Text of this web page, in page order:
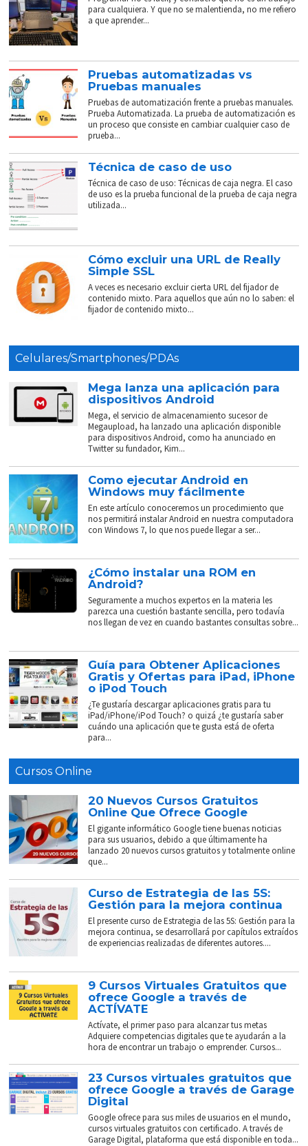
para cualquiera. Y que no se malentienda, no me refiero
a que aprender...
Pruebas automatizadas vs
Pruebas manuales
Pruebas de automatización frente a pruebas manuales.
Prueba Automatizada. La prueba de automatización es
un proceso que consiste en cambiar cualquier caso de
prueba...
Técnica de caso de uso
Técnica de caso de uso: Técnicas de caja negra. El caso
de uso es la prueba funcional de la prueba de caja negra
utilizada...
Cómo excluir una URL de Really
Simple SSL
A veces es necesario excluir cierta URL del fijador de
contenido mixto. Para aquellos que aún no lo saben: el
fijador de contenido mixto...
Celulares/Smartphones/PDAs
Mega lanza una aplicación para
dispositivos Android
Mega, el servicio de almacenamiento sucesor de
Megaupload, ha lanzado una aplicación disponible
para dispositivos Android, como ha anunciado en
Twitter su fundador, Kim...
Como ejecutar Android en
Windows muy fácilmente
En este artículo conoceremos un procedimiento que
nos permitirá instalar Android en nuestra computadora
con Windows 7, lo que nos puede llegar a ser...
¿Cómo instalar una ROM en
Android?
Seguramente a muchos expertos en la materia les
parezca una cuestión bastante sencilla, pero todavía
nos llegan de vez en cuando bastantes consultas sobre...
Guía para Obtener Aplicaciones
Gratis y Ofertas para iPad, iPhone
o iPod Touch
¿Te gustaría descargar aplicaciones gratis para tu
iPad/iPhone/iPod Touch? o quizá ¿te gustaría saber
cuándo una aplicación que te gusta está de oferta
para...
Cursos Online
20 Nuevos Cursos Gratuitos
Online Que Ofrece Google
El gigante informático Google tiene buenas noticias
para sus usuarios, debido a que últimamente ha
lanzado 20 nuevos cursos gratuitos y totalmente online
que...
Curso de Estrategia de las 5S:
Gestión para la mejora continua
El presente curso de Estrategia de las 5S: Gestión para la
mejora continua, se desarrollará por capítulos extraídos
de experiencias realizadas de diferentes autores....
9 Cursos Virtuales Gratuitos que
ofrece Google a través de
ACTÍVATE
Actívate, el primer paso para alcanzar tus metas
Adquiere competencias digitales que te ayudarán a la
hora de encontrar un trabajo o emprender. Cursos...
23 Cursos virtuales gratuitos que
ofrece Google a través de Garage
Digital
Google ofrece para sus miles de usuarios en el mundo,
cursos virtuales gratuitos con certificado. A través de
Garage Digital, plataforma que está disponible en toda...